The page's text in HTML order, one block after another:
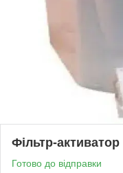
Фільтр-
Готово до відправки